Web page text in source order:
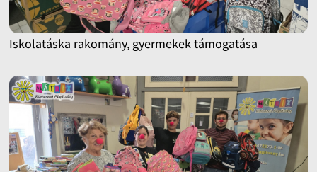
Iskolatáska rakomány, gyermekek támogatása